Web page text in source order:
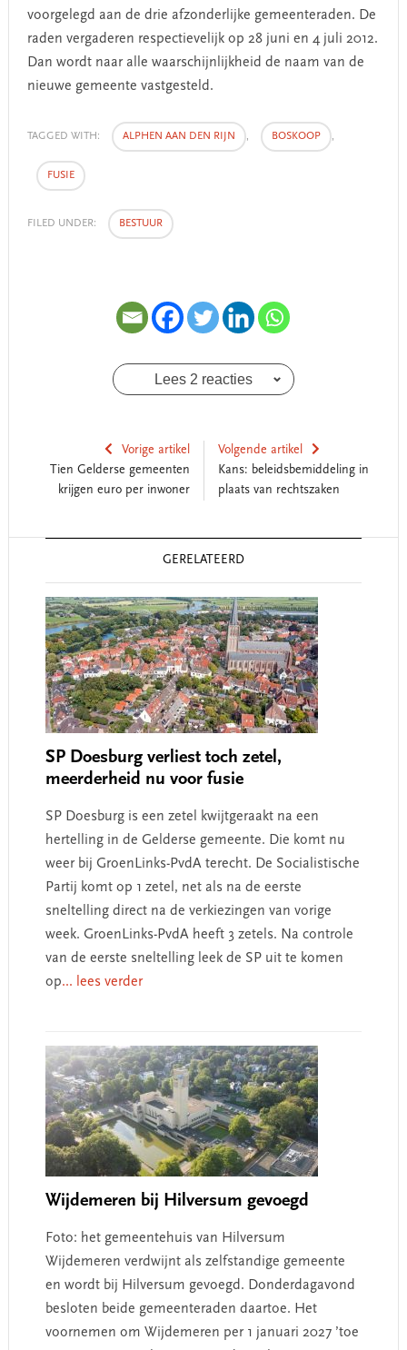
voorgelegd aan de drie afzonderlijke gemeenteraden. De
raden vergaderen respectievelijk op 28 juni en 4 juli 2012.
Dan wordt naar alle waarschijnlijkheid de naam van de
nieuwe gemeente vastgesteld.
TAGGED WITH: ALPHEN AAN DEN RIJN , BOSKOOP ,
FUSIE
FILED UNDER: BESTUUR
Lees 2 reacties
Vorige artikel
Tien Gelderse gemeenten
krijgen euro per inwoner
Volgende artikel
Kans: beleidsbemiddeling in
plaats van rechtszaken
GERELATEERD
SP Doesburg verliest toch zetel,
meerderheid nu voor fusie
SP Doesburg is een zetel kwijtgeraakt na een
hertelling in de Gelderse gemeente. Die komt nu
weer bij GroenLinks-PvdA terecht. De Socialistische
Partij komt op 1 zetel, net als na de eerste
sneltelling direct na de verkiezingen van vorige
week. GroenLinks-PvdA heeft 3 zetels. Na controle
van de eerste sneltelling leek de SP uit te komen
op... lees verder
Wijdemeren bij Hilversum gevoegd
Foto: het gemeentehuis van Hilversum
Wijdemeren verdwijnt als zelfstandige gemeente
en wordt bij Hilversum gevoegd. Donderdagavond
besloten beide gemeenteraden daartoe. Het
voornemen om Wijdemeren per 1 januari 2027 ’toe